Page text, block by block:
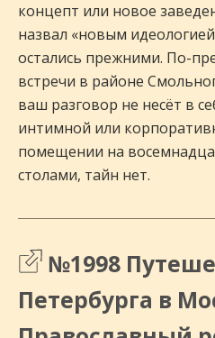
концепт или новое
назвал «новым
остались прежними. По-
встречи в районе
ваш разговор не несёт в
интимной или
помещении на
столами, тайн нет.
№1998
Петербурга в